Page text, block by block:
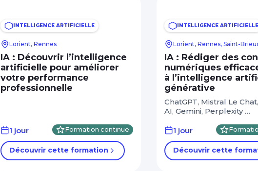
INTELLIGENCE ARTIFICIELLE
Lorient, Rennes
IA : Découvrir l’intelligence
artificielle pour améliorer
votre performance
professionnelle
1 jour Formation continue
Découvrir cette formation
INTELLIGENCE ARTIFICIELLE
Lorient, Rennes, Saint-
IA : Rédiger des
numériques
à l’intelligence
générative
ChatGPT, Mistral Le
AI, Gemini, Perplexity …
1 jour
Découvrir cette